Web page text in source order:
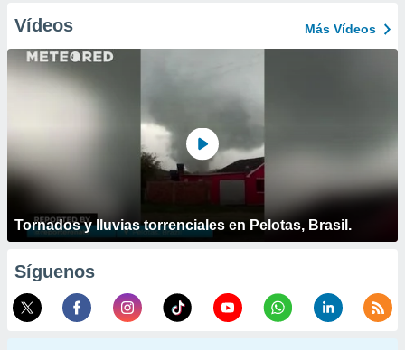
Vídeos Más Vídeos
Tornados y lluvias torrenciales en Pelotas, Brasil.
Síguenos